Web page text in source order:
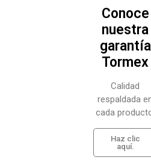
Conoce
nuestra
garantía
Tormex
Calidad
respaldada
cada
Haz clic
aquí.